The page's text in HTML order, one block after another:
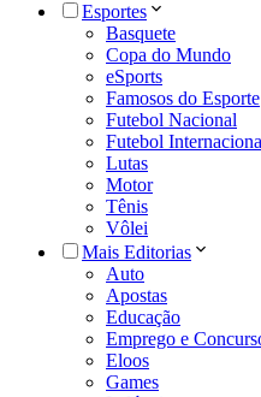
Esportes
Basquete
Copa do Mundo
eSports
Famosos do Esporte
Futebol Nacional
Futebol
Lutas
Motor
Tênis
Vôlei
Mais Editorias
Auto
Apostas
Educação
Emprego e
Eloos
Games